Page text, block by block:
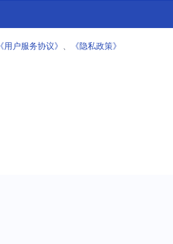
《用户服务协议》 、 《隐私政策》